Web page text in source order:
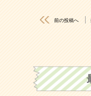
前の投稿へ